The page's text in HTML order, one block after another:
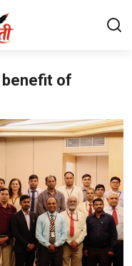
benefit of